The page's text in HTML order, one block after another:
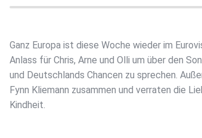
Ganz Europa ist diese Woche wieder im
Anlass für Chris, Arne und Olli um über den
und Deutschlands Chancen zu sprechen.
Fynn Kliemann zusammen und verraten die
Kindheit.